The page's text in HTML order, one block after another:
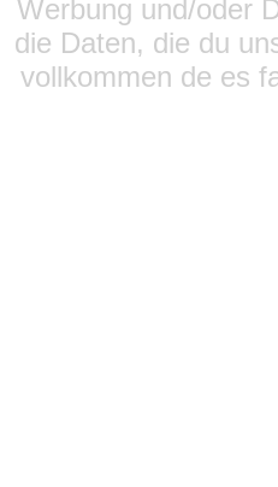
Werbung und/oder
die Daten, die du
vollkommen de es